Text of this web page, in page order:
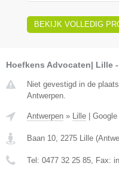
BEKIJK VOLLEDIG
Hoefkens Advocaten| Lille
Niet gevestigd in de
Antwerpen.
Antwerpen » Lille |
Baan 10 2275 Lille (
Tel: 0477 32 25 85 , Fax: